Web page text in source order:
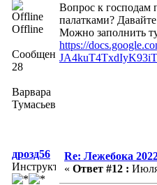
Offline
Сообщений:
28
Варвара
Тумасьева
Вопрос к
палатками?
Можно заполнить
https://
дрозд56
Инструктор
Re: Лежебока
« Ответ #12 :